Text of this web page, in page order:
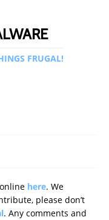
FRUGAL!
here. We
please don’t
. Any comments and